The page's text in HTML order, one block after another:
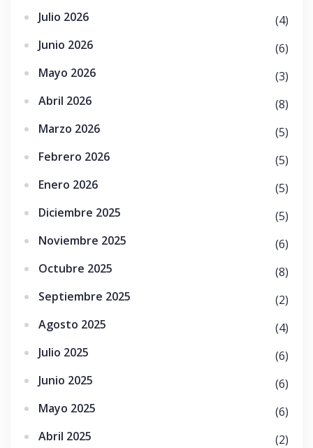
Julio 2026
(4)
Junio 2026
(6)
Mayo 2026
(3)
Abril 2026
(8)
Marzo 2026
(5)
Febrero 2026
(5)
Enero 2026
(5)
Diciembre 2025
(5)
Noviembre 2025
(6)
Octubre 2025
(8)
Septiembre 2025
(2)
Agosto 2025
(4)
Julio 2025
(6)
Junio 2025
(6)
Mayo 2025
(6)
Abril 2025
(2)